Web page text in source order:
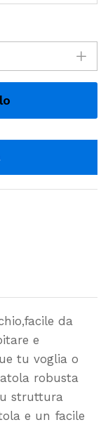
da
e
tu voglia o
robusta
struttura
e un facile